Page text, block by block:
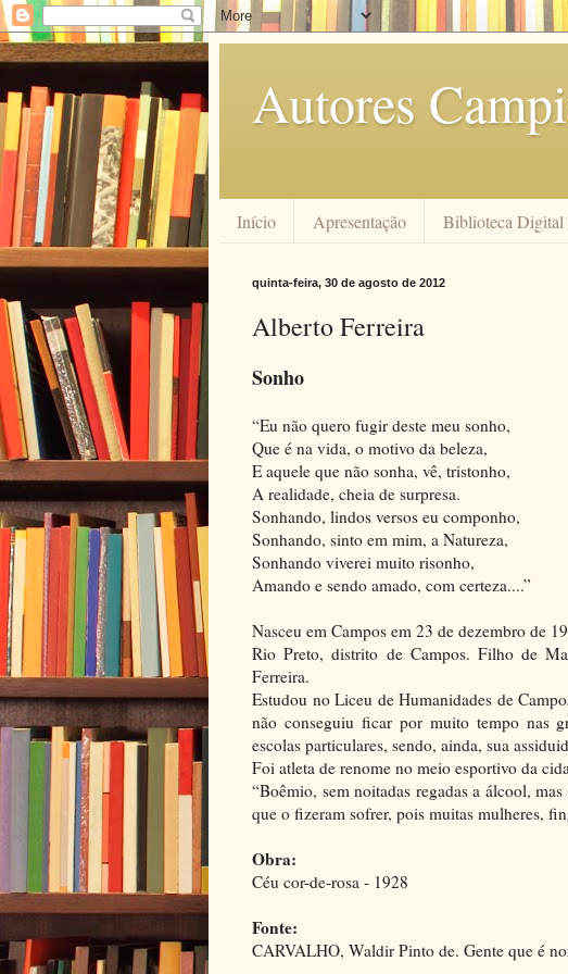
Autores
Início Apresentação Biblioteca Digital
quinta-feira, 30 de agosto de 2012
Alberto Ferreira
Sonho
“Eu não quero fugir deste meu sonho,
Que é na vida, o motivo da beleza,
E aquele que não sonha, vê, tristonho,
A realidade, cheia de surpresa.
Sonhando, lindos versos eu componho,
Sonhando, sinto em mim, a Natureza,
Sonhando viverei muito risonho,
Amando e sendo amado, com certeza....”
Nasceu em Campos em 23 de dezembro de
Rio Preto, distrito de Campos. Filho de
Ferreira.
Estudou no Liceu de Humanidades de
não conseguiu ficar por muito tempo nas
escolas particulares, sendo, ainda, sua
Foi atleta de renome no meio esportivo da
“Boêmio, sem noitadas regadas a álcool,
que o fizeram sofrer, pois muitas mulheres,
Obra:
Céu cor-de-rosa - 1928
Fonte:
CARVALHO, Waldir Pinto de. Gente que é